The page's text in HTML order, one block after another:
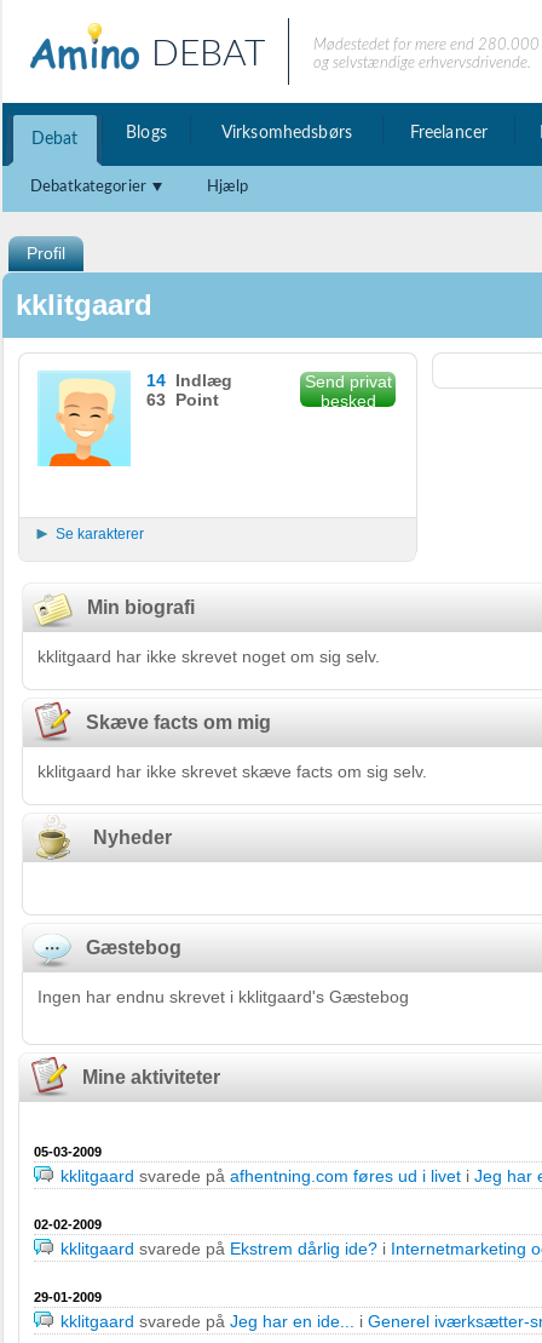
DEBAT
Mødestedet for mere end
og selvstændige erhvervsdrivende.
Debat Blogs Virksomhedsbørs Freelancer
Debatkategorier Hjælp
Profil
kklitgaard
14 Indlæg
63 Point
Send privat
besked
Se karakterer
Min biografi
kklitgaard har ikke skrevet noget om sig selv.
Skæve facts om mig
kklitgaard har ikke skrevet skæve facts om sig selv.
Nyheder
Gæstebog
Ingen har endnu skrevet i kklitgaard's Gæstebog
Mine aktiviteter
05-03-2009
kklitgaard svarede på afhentning.com føres ud i livet i Jeg har
02-02-2009
kklitgaard svarede på Ekstrem dårlig ide? i Internetmarketing
29-01-2009
kklitgaard svarede på Jeg har en ide... i Generel iværksætter-